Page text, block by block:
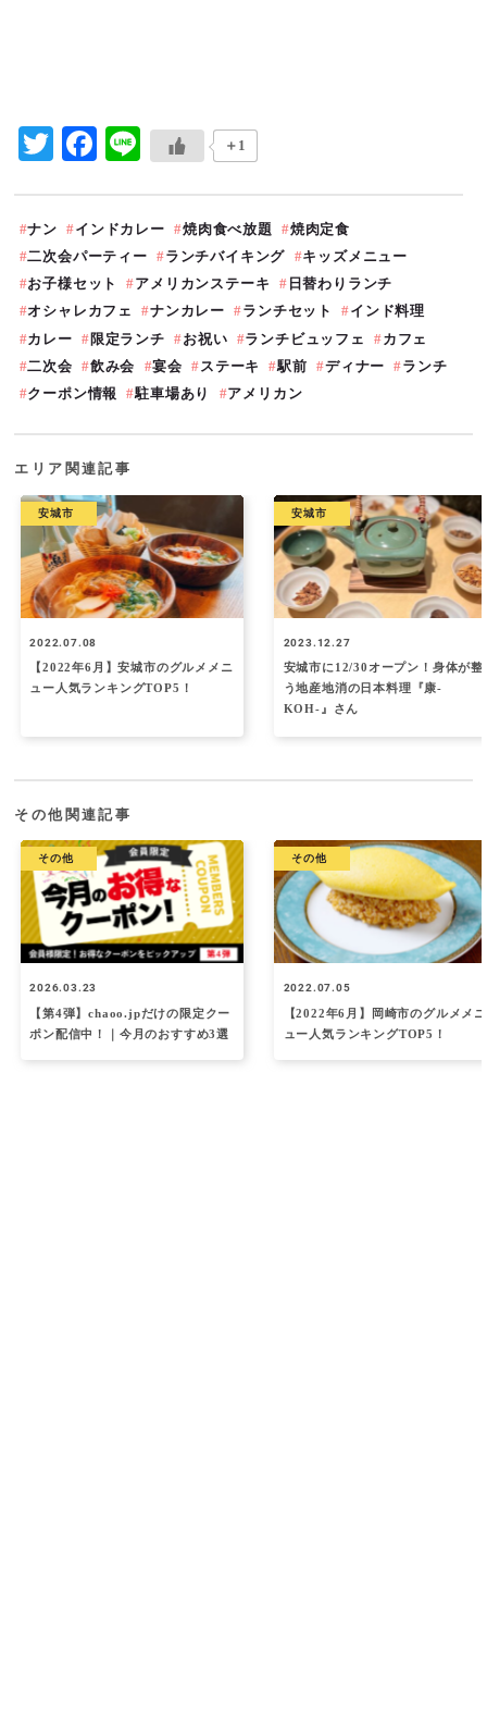
Twitter
Facebook
Line ＋1
ナン インドカレー 焼肉食べ放題
焼肉定食
二次会パーティー
ランチバイキング
キッズメニュー
お子様セット
アメリカンステーキ
日替わりランチ
オシャレカフェ
ナンカレー ランチセット
インド料理
カレー
限定ランチ お祝い ランチビュッフェ
カフェ
二次会
飲み会 宴会 ステーキ 駅前 ディナー
ランチ
クーポン情報
駐車場あり アメリカン
エリア関連記事
安城市
2022.07.08
【2022年6月】安城市のグルメメニ
ュー人気ランキングTOP5！
安城市
2023.12.27
安城市に12/30オープン！身体が整
う地産地消の日本料理『康-
KOH-』さん
その他関連記事
その他
2026.03.23
【第4弾】chaoo.jpだけの限定クー
ポン配信中！｜今月のおすすめ3選
その他
2022.07.05
【2022年6月】岡崎市のグルメメニ
ュー人気ランキングTOP5！